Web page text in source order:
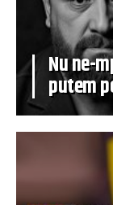
Nu ne-
putem